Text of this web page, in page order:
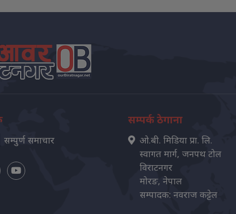
सम्पुर्ण समाचार
सम्पर्क ठेगाना
ओ.बी. मिडिया प्रा. लि.
स्वागत मार्ग, जनपथ टोल
विराटनगर
मोरङ, नेपाल
सम्पादक: नवराज कट्टेल